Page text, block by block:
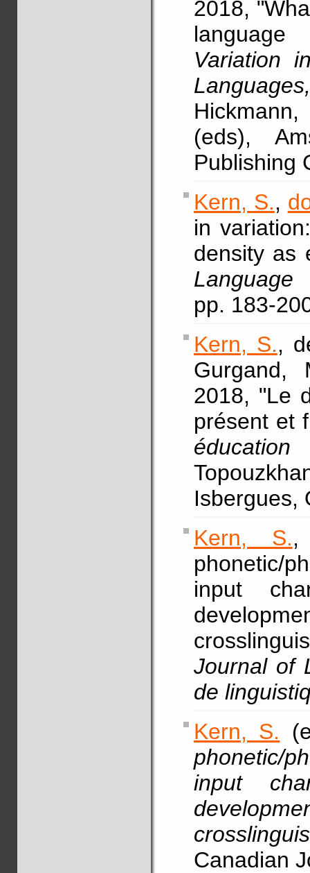
2018,
Variation
(eds),
Publishing
Kern, S.,
in
density as
pp. 183-
Kern, S.,
2018, "Le
présent et
Isbergues,
Kern, S.,
phonetic/
input
Journal of
de
Kern, S.
phonetic/
input
Canadian